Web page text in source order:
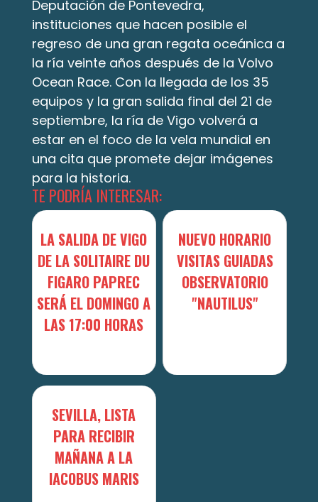
Deputación de Pontevedra,
instituciones que hacen posible el
regreso de una gran regata oceánica a
la ría veinte años después de la Volvo
Ocean Race. Con la llegada de los 35
equipos y la gran salida final del 21 de
septiembre, la ría de Vigo volverá a
estar en el foco de la vela mundial en
una cita que promete dejar imágenes
para la historia.
TE PODRÍA INTERESAR:
LA SALIDA DE VIGO
DE LA SOLITAIRE DU
FIGARO PAPREC
SERÁ EL DOMINGO A
LAS 17:00 HORAS
NUEVO HORARIO
VISITAS GUIADAS
OBSERVATORIO
"NAUTILUS"
SEVILLA, LISTA
PARA RECIBIR
MAÑANA A LA
IACOBUS MARIS